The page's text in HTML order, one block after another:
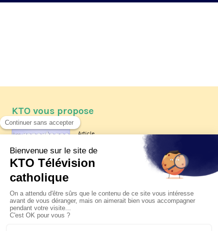
KTO vous propose
Article
Les reportages d'été 2026 de KTO
La visite pastorale du pape Léon
XIV à Assise à suivre sur KTO le
jeudi 6 août